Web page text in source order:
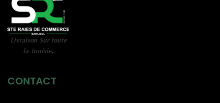
Livraison Sur toute
la Tunisie.
CONTACT